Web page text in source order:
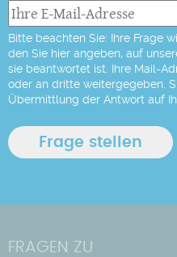
Bitte beachten Sie: Ihre Frage
den Sie hier angeben, auf
sie beantwortet ist. Ihre Mail-
oder an dritte weitergegeben.
Übermittlung der Antwort auf
FRAGEN ZU